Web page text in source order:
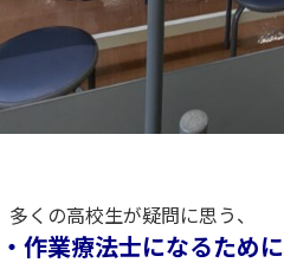
くの高校生が疑問に思う、
作業療法士になるため